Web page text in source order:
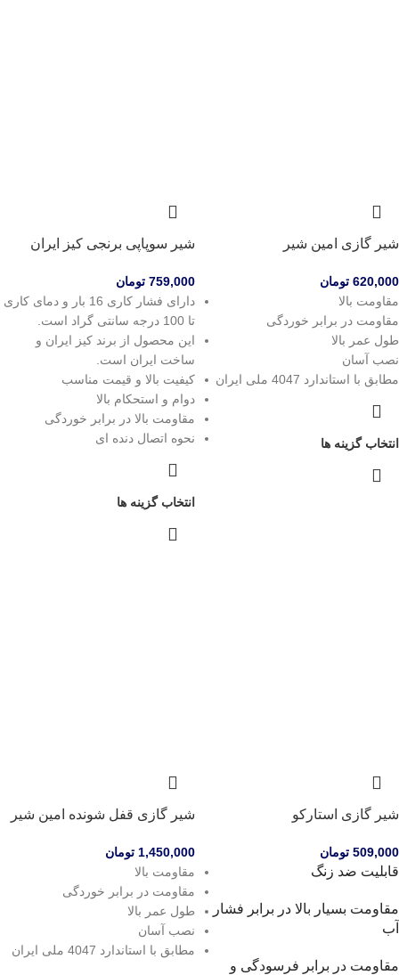
شیر گازی امین شیر
620,000 تومان
مقاومت بالا
مقاومت در برابر خوردگی
طول عمر بالا
نصب آسان
مطابق با استاندارد 4047 ملی ایران
انتخاب گزینه ها
شیر سوپاپی برنجی کیز ایران
759,000 تومان
دارای فشار کاری 16 بار و دمای کاری
تا 100 درجه سانتی گراد است.
این محصول از برند کیز ایران و
ساخت ایران است.
کیفیت بالا و قیمت مناسب
دوام و استحکام بالا
مقاومت بالا در برابر خوردگی
نحوه اتصال دنده ای
انتخاب گزینه ها
شیر گازی استارکو
509,000 تومان
قابلیت ضد زنگ
مقاومت بسیار بالا در برابر فشار
آب
مقاومت در برابر فرسودگی و
شیر گازی قفل شونده امین شیر
1,450,000 تومان
مقاومت بالا
مقاومت در برابر خوردگی
طول عمر بالا
نصب آسان
مطابق با استاندارد 4047 ملی ایران